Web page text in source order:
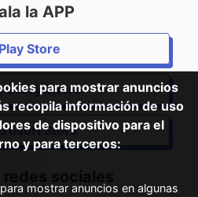
la APP
Play Store
Everywhere
Store
sociales
para mostrar anuncios
recopila información de uso
de dispositivo para el
y para terceros:
para mostrar anuncios en algunas